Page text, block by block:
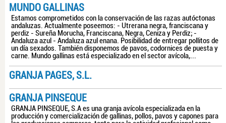
MUNDO GALLINAS
Estamos comprometidos con la conservación de las razas autóctonas
andaluzas. Actualmente poseemos: - Utrerana negra, franciscana y
perdiz - Sureña Morucha, Franciscana, Negra, Ceniza y Perdiz; -
Andaluza azul - Andaluza azul enana. Posibilidad de entregar pollitos de
un día sexados. También disponemos de pavos, codornices de puesta y
carne. Mundo gallinas está especializado en el sector avícola,...
GRANJA PAGES, S.L.
GRANJA PINSEQUE
GRANJA PINSEQUE, S.A es una granja avícola especializada en la
producción y comercialización de gallinas, pollos, pavos y capones para